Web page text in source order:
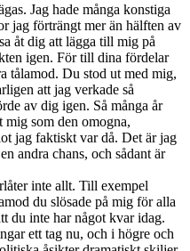
Jag hade många konstiga
jag förträngt mer än hälften av
åt dig att lägga till mig på
igen. För till dina fördelar
tålamod. Du stod ut med mig,
att jag verkade så
av dig igen. Så många år
mig som den omogna,
jag faktiskt var då. Det är jag
andra chans, och sådant är
inte allt. Till exempel
du slösade på mig för alla
du inte har något kvar idag.
ett tag nu, och i högre och